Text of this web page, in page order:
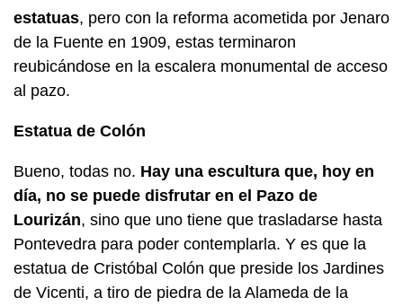
estatuas, pero con la reforma acometida por Jenaro
de la Fuente en 1909, estas terminaron
reubicándose en la escalera monumental de acceso
al pazo.
Estatua de Colón
Bueno, todas no. Hay una escultura que, hoy en
día, no se puede disfrutar en el Pazo de
Lourizán, sino que uno tiene que trasladarse hasta
Pontevedra para poder contemplarla. Y es que la
estatua de Cristóbal Colón que preside los Jardines
de Vicenti, a tiro de piedra de la Alameda de la